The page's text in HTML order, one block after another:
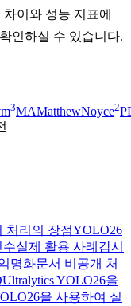
이와 성능 지표에
인하실 수 있습니다.
3MAMatthewNoyce2
처리의 장점YOLO26
수실제 활용 사례 감시
명화문서 비공개 처
Ultralytics YOLO26을
을 사용하여 실